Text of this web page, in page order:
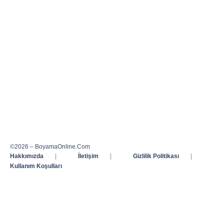
©2026 – BoyamaOnline.Com
Hakkımızda
| İletişim | Gizlilik Politikası
|
Kullanım Koşulları